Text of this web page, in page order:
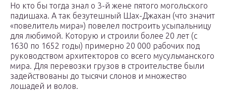
Но кто бы тогда знал о 3-й жене пятого могольского
падишаха. А так безутешный Шах-Джахан (что значит
«повелитель мира») повелел построить усыпальницу
для любимой. Которую и строили более 20 лет (с
1630 по 1652 годы) примерно 20 000 рабочих под
руководством архитекторов со всего мусульманского
мира. Для перевозки грузов в строительстве были
задействованы до тысячи слонов и множество
лошадей и волов.